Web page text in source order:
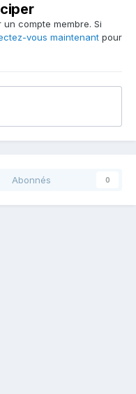
compte membre. Si
vous maintenant pour
Abonnés 0